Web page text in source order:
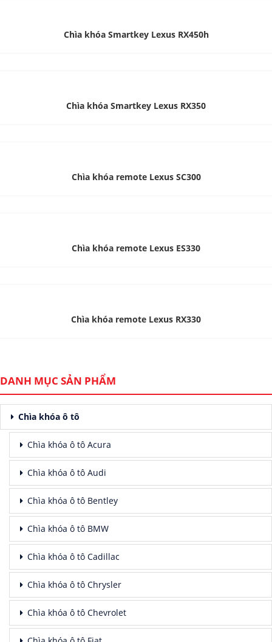
Chìa khóa Smartkey Lexus RX450h
Chìa khóa Smartkey Lexus RX350
Chìa khóa remote Lexus SC300
Chìa khóa remote Lexus ES330
Chìa khóa remote Lexus RX330
DANH MỤC SẢN PHẨM
Chìa khóa ô tô
Chìa khóa ô tô Acura
Chìa khóa ô tô Audi
Chìa khóa ô tô Bentley
Chìa khóa ô tô BMW
Chìa khóa ô tô Cadillac
Chìa khóa ô tô Chrysler
Chìa khóa ô tô Chevrolet